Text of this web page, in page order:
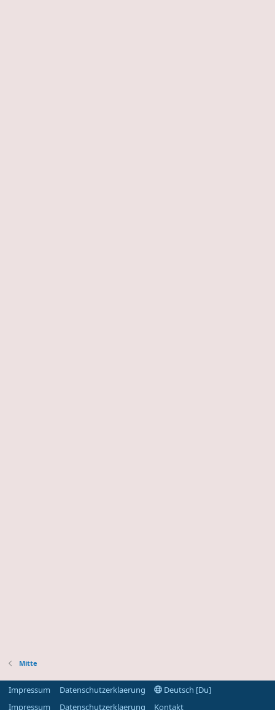
Mitte
Impressum Datenschutzerklaerung
Deutsch [Du]
Impressum
Datenschutzerklaerung Kontakt